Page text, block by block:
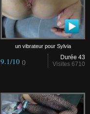
un vibrateur pour Sylvia
Durée 43
Visites 6710
9.1/10 ()